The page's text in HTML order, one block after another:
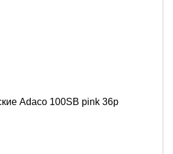
Adaco 100SB pink 36р